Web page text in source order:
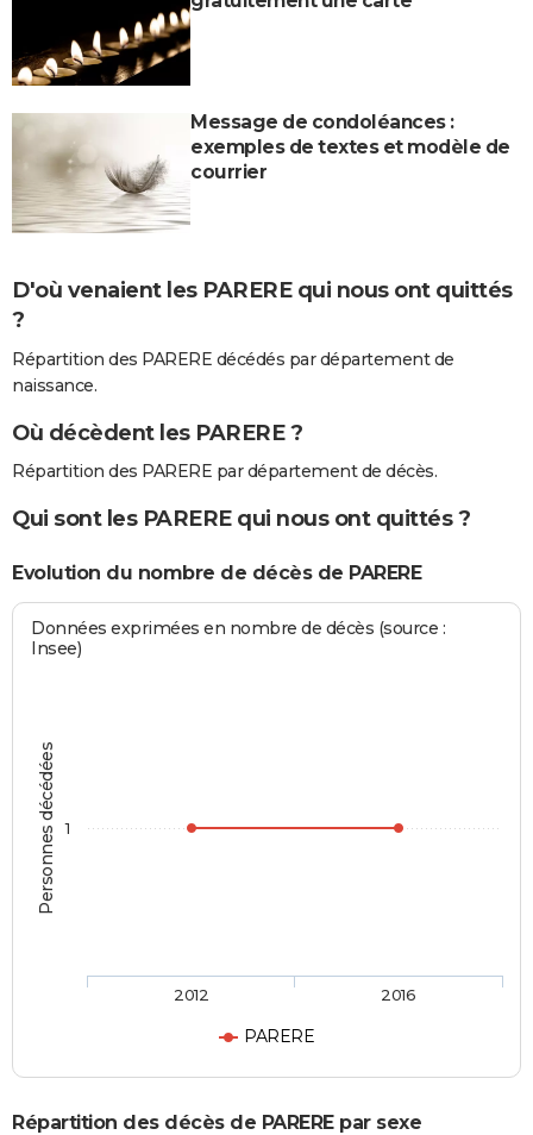
Message de condoléances :
exemples de textes et modèle de
courrier
D'où venaient les PARERE qui nous ont quittés
?
Répartition des PARERE décédés par département de
naissance.
Où décèdent les PARERE ?
Répartition des PARERE par département de décès.
Qui sont les PARERE qui nous ont quittés ?
Evolution du nombre de décès de PARERE
Personnes décédées
Données exprimées en nombre de décès (source :
Insee)
PARERE
2012 2016
1
Répartition des décès de PARERE par sexe